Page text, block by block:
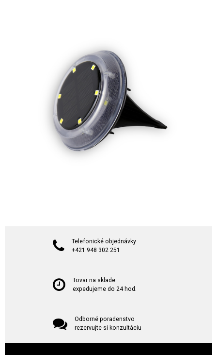
Telefonické objednávky
+421 948 302 251
Tovar na sklade
expedujeme do 24 hod.
Odborné poradenstvo
rezervujte si konzultáciu